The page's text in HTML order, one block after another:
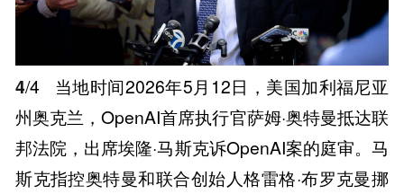
4/4
当地时间2026年5月12日，美国加利福尼亚
州奥克兰，OpenAI首席执行官萨姆·奥特曼抵达联
邦法院，出席埃隆·马斯克诉OpenAI案的庭审。马
斯克指控奥特曼和联合创始人格雷格·布罗克曼挪